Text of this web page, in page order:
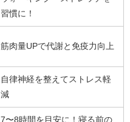
習慣に！
筋肉量UPで代謝と免疫力向上
自律神経を整えてストレス軽
減
7〜8時間を目安に！寝る前の